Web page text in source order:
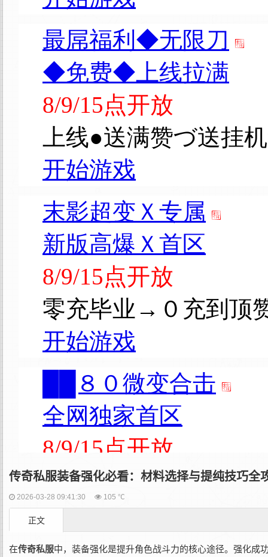
传奇私服装备强化必看：材料选择与提纯技巧全
2026-03-28 09:41:30 105 ℃
正文
在传奇私服中，装备强化是提升角色战斗力的核心途径。强化成